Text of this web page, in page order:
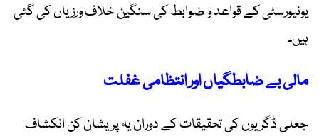
یونیورسٹی کے قواعد و ضوابط کی سنگین خلاف ورزیاں کی گئی
ہیں۔
مالی بے ضابطگیاں اور انتظامی غفلت
جعلی ڈگریوں کی تحقیقات کے دوران یہ پریشان کن انکشاف